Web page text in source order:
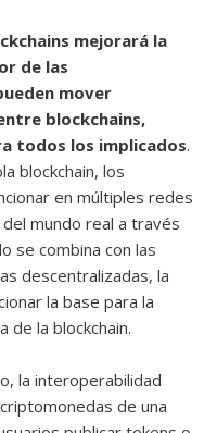
mejorará la
de las
mover
blockchains,
todos los implicados.
blockchain, los
en múltiples redes
mundo real a través
se combina con las
descentralizadas, la
la base para la
de la blockchain.
la interoperabilidad
de una